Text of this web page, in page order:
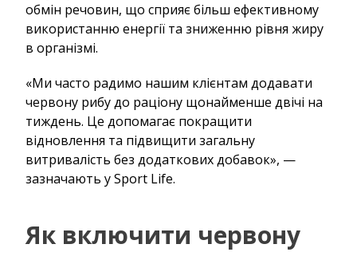
обмін речовин, що сприяє більш ефективному
використанню енергії та зниженню рівня жиру
в організмі.
«Ми часто радимо нашим клієнтам додавати
червону рибу до раціону щонайменше двічі на
тиждень. Це допомагає покращити
відновлення та підвищити загальну
витривалість без додаткових добавок», —
зазначають у Sport Life.
Як включити червону